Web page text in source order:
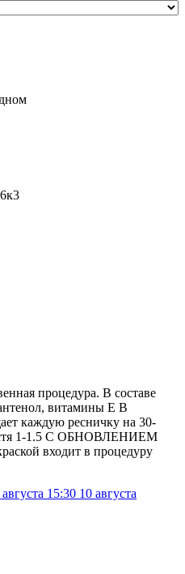
процедура. В составе
витамины Е В
каждую ресничку на 30-
1-1.5 С ОБНОВЛЕНИЕМ
входит в процедуру
15:30 10 августа